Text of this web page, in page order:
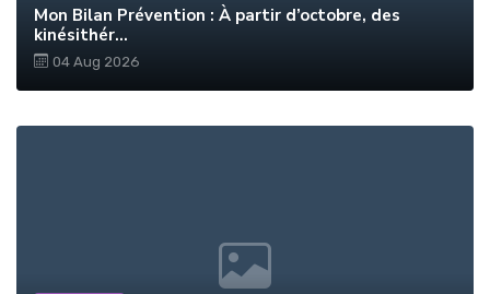
Mon Bilan Prévention : À partir d’octobre, des
kinésithér...
04 Aug 2026